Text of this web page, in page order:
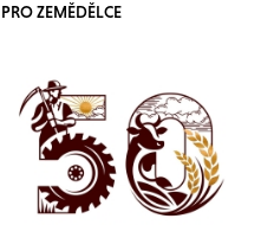
PRO ZEMĚDĚLCE